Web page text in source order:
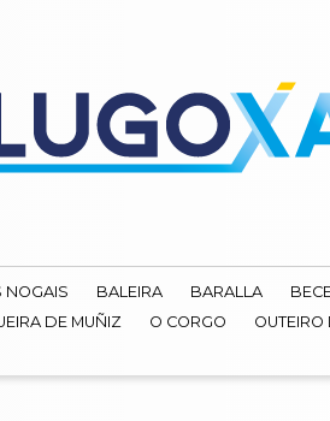
NOGAIS BALEIRA BARALLA
DE MUÑIZ O CORGO OUTEIRO